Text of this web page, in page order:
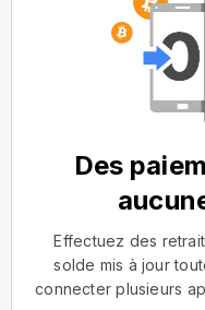
Des
Effectuez des
solde mis à jour
connecter plusieurs